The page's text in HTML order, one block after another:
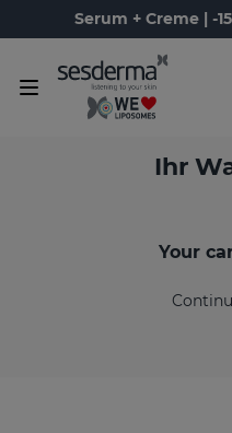
Serum + Creme | -
Ihr
Your